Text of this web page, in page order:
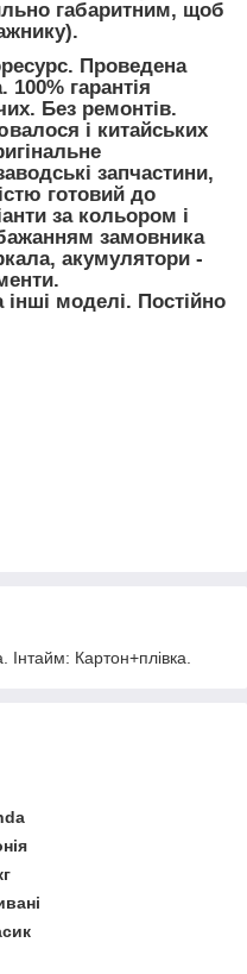
габаритним, щоб
Проведена
гарантія
Без ремонтів.
і китайських
запчастини,
готовий до
за кольором і
замовника
акумулятори -
моделі. Постійно
Картон+плівка.